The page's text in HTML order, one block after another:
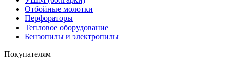
Отбойные молотки
Перфораторы
Тепловое оборудование
Бензопилы и электропилы
Покупателям